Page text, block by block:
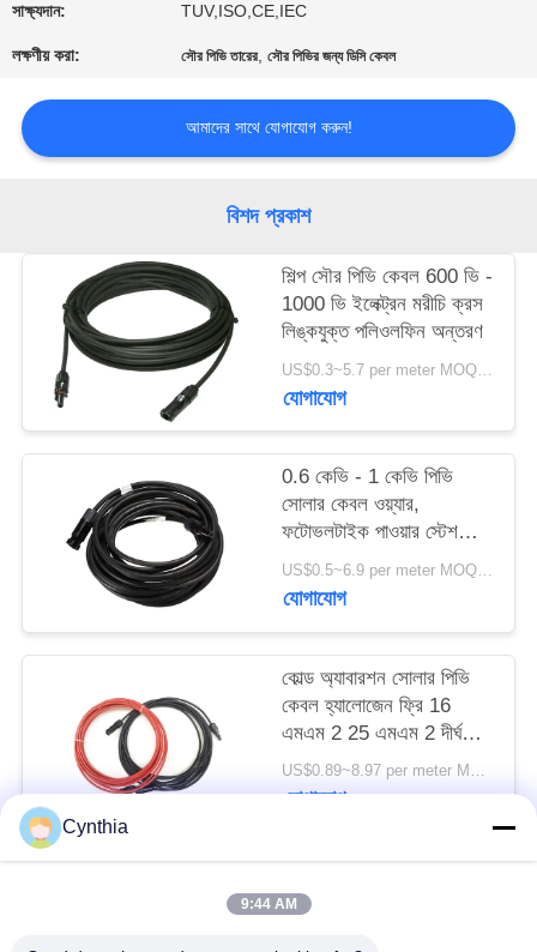
যোগাযোগ
করুন
খবর
গোপনীয়তা
সাক্ষ্যদান: TUV,ISO,CE,IEC
লক্ষণীয় করা: সৌর পিভি তারের,সৌর পিভির জন্য ডিসি কেবল
আমাদের সাথে যোগাযোগ করুন!
বিশদ প্রকাশ
শিল্প সৌর পিভি কেবল 600 ভি -
1000 ভি ইলেক্ট্রন মরীচি ক্রস
লিঙ্কযুক্ত পলিওলফিন অন্তরণ
US$0.3~5.7 per meter MOQ:3000meter
যোগাযোগ
0.6 কেভি - 1 কেভি পিভি
সোলার কেবল ওয়্যার,
ফটোভলটাইক পাওয়ার স্টেশনের
জন্য টিনযুক্ত কপার তার
US$0.5~6.9 per meter MOQ:1500meter
যোগাযোগ
কোল্ড অ্যাবারশন সোলার পিভি
কেবল হ্যালোজেন ফ্রি 16
এমএম 2 25 এমএম 2 দীর্ঘ
জীবনকাল
US$0.89~8.97 per meter MOQ:5000meter
যোগাযোগ
Cynthia
9:44 AM